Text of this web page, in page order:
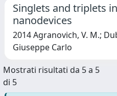
Singlets and triplets
nanodevices
2014 Agranovich, V. M.;
Giuseppe Carlo
Mostrati risultati da 5 a 5
di 5